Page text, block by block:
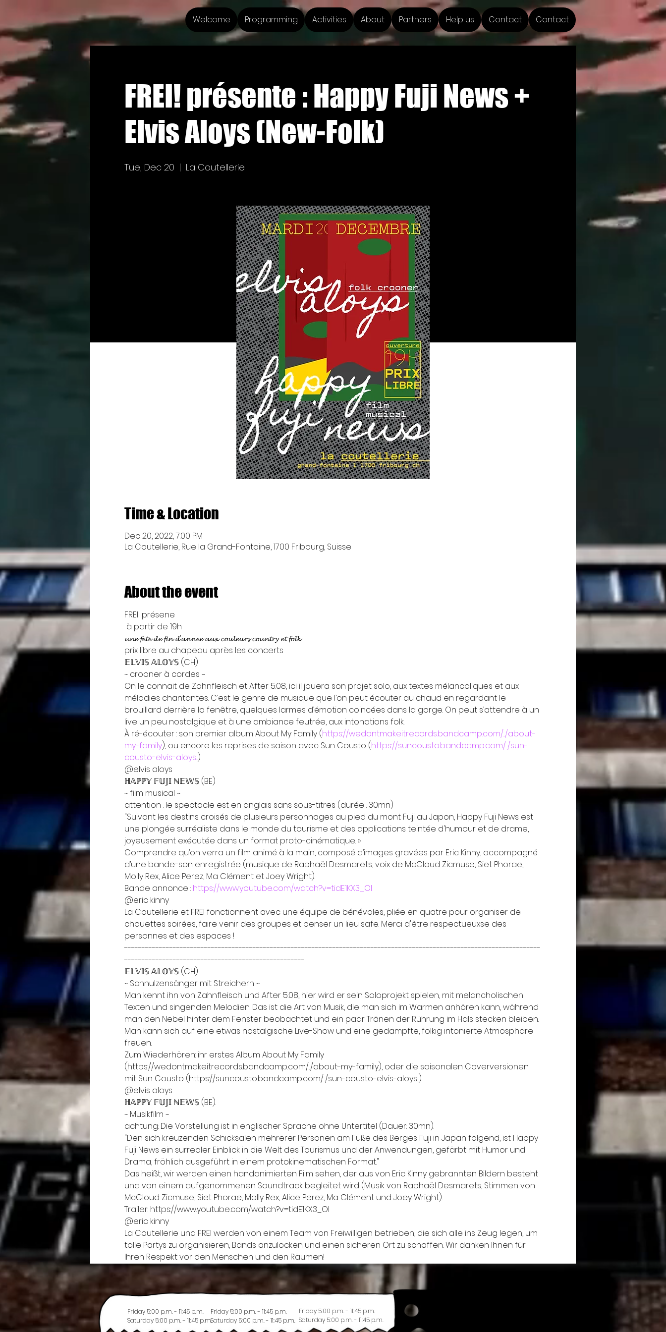
Welcome Programming Activities About Partners Help us Contact Contact
FREI! présente : Happy Fuji News +
Elvis Aloys (New-Folk)
Tue, Dec 20
  |
La Coutellerie
Time & Location
Dec 20, 2022, 7:00 PM
La Coutellerie, Rue la Grand-Fontaine, 1700 Fribourg, Suisse
About the event
FREI! présene
à partir de 19h
𝓾𝓷𝓮 𝓯𝓮𝓽𝓮 𝓭𝓮 𝓯𝓲𝓷 𝓭’𝓪𝓷𝓷𝓮𝓮 𝓪𝓾𝔁 𝓬𝓸𝓾𝓵𝓮𝓾𝓻𝓼 𝓬𝓸𝓾𝓷𝓽𝓻𝔂 𝓮𝓽 𝓯𝓸𝓵𝓴
prix libre au chapeau après les concerts
𝔼𝕃𝕍𝕀𝕊 𝔸𝕃𝕆𝕐𝕊 (CH)
~ crooner à cordes ~
On le connait de Zahnfleisch et After 5:08, ici il jouera son projet solo, aux textes mélancoliques et aux
mélodies chantantes. C’est le genre de musique que l’on peut écouter au chaud en regardant le
brouillard derrière la fenêtre, quelques larmes d’émotion coincées dans la gorge. On peut s’attendre à un
live un peu nostalgique et à une ambiance feutrée, aux intonations folk.
À ré-écouter : son premier album About My Family (https://wedontmakeitrecords.bandcamp.com/.../about-
my-family), ou encore les reprises de saison avec Sun Cousto (https://suncousto.bandcamp.com/.../sun-
cousto-elvis-aloys...)
@elvis aloys
ℍ𝔸ℙℙ𝕐 𝔽𝕌𝕁𝕀 ℕ𝔼𝕎𝕊 (BE)
~ film musical ~
attention : le spectacle est en anglais sans sous-titres (durée : 30mn)
"Suivant les destins croisés de plusieurs personnages au pied du mont Fuji au Japon, Happy Fuji News est
une plongée surréaliste dans le monde du tourisme et des applications teintée d'humour et de drame,
joyeusement exécutée dans un format proto-cinématique. »
Comprendre qu’on verra un film animé à la main, composé d’images gravées par Eric Kinny, accompagné
d’une bande-son enregistrée (musique de Raphaël Desmarets, voix de McCloud Zicmuse, Siet Phorae,
Molly Rex, Alice Perez, Ma Clément et Joey Wright).
Bande annonce : https://www.youtube.com/watch?v=tidE1KX3_OI
@eric kinny
La Coutellerie et FREI fonctionnent avec une équipe de bénévoles, pliée en quatre pour organiser de
chouettes soirées, faire venir des groupes et penser un lieu safe. Merci d'être respectueuxse des
personnes et des espaces !
------------------------------------------------------------------------------------------------------------------------
----------------------------------------------------
𝔼𝕃𝕍𝕀𝕊 𝔸𝕃𝕆𝕐𝕊 (CH)
~ Schnulzensänger mit Streichern ~
Man kennt ihn von Zahnfleisch und After 5:08, hier wird er sein Soloprojekt spielen, mit melancholischen
Texten und singenden Melodien. Das ist die Art von Musik, die man sich im Warmen anhören kann, während
man den Nebel hinter dem Fenster beobachtet und ein paar Tränen der Rührung im Hals stecken bleiben.
Man kann sich auf eine etwas nostalgische Live-Show und eine gedämpfte, folkig intonierte Atmosphäre
freuen.
Zum Wiederhören: ihr erstes Album About My Family
(https://wedontmakeitrecords.bandcamp.com/.../about-my-family), oder die saisonalen Coverversionen
mit Sun Cousto (https://suncousto.bandcamp.com/.../sun-cousto-elvis-aloys...).
@elvis aloys
ℍ𝔸ℙℙ𝕐 𝔽𝕌𝕁𝕀 ℕ𝔼𝕎𝕊 (BE).
~ Musikfilm ~
achtung: Die Vorstellung ist in englischer Sprache ohne Untertitel (Dauer: 30mn).
"Den sich kreuzenden Schicksalen mehrerer Personen am Fuße des Berges Fuji in Japan folgend, ist Happy
Fuji News ein surrealer Einblick in die Welt des Tourismus und der Anwendungen, gefärbt mit Humor und
Drama, fröhlich ausgeführt in einem protokinematischen Format."
Das heißt, wir werden einen handanimierten Film sehen, der aus von Eric Kinny gebrannten Bildern besteht
und von einem aufgenommenen Soundtrack begleitet wird (Musik von Raphaël Desmarets, Stimmen von
McCloud Zicmuse, Siet Phorae, Molly Rex, Alice Perez, Ma Clément und Joey Wright).
Trailer: https://www.youtube.com/watch?v=tidE1KX3_OI
@eric kinny
La Coutellerie und FREI werden von einem Team von Freiwilligen betrieben, die sich alle ins Zeug legen, um
tolle Partys zu organisieren, Bands anzulocken und einen sicheren Ort zu schaffen. Wir danken Ihnen für
Ihren Respekt vor den Menschen und den Räumen!
Friday 5:00 p.m. - 11:45 p.m.
Saturday 5:00 p.m. - 11:45 p.m.
Friday 5:00 p.m. - 11:45 p.m.
Saturday 5:00 p.m. - 11:45 p.m.
Friday 5:00 p.m. - 11:45 p.m.
Saturday 5:00 p.m. - 11:45 p.m.